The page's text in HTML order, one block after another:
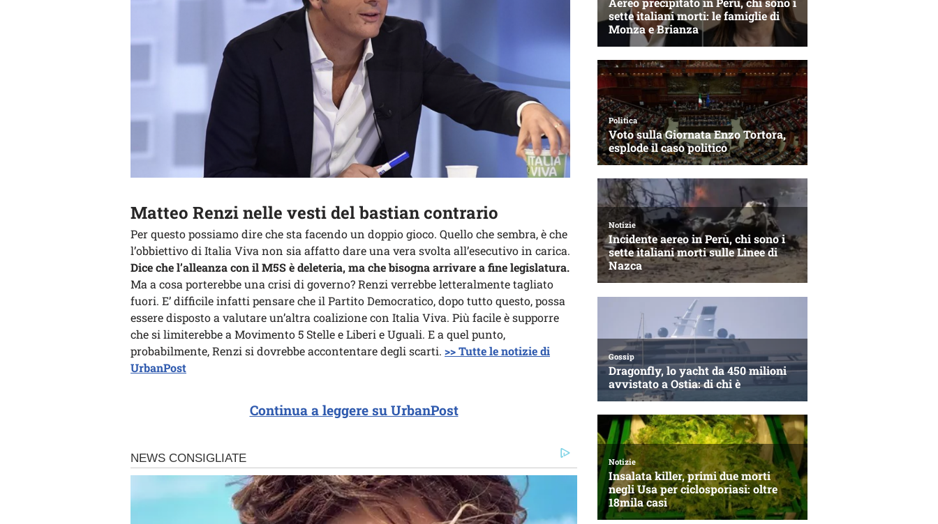
Matteo Renzi nelle vesti del bastian contrario
Per questo possiamo dire che sta facendo un doppio gioco. Quello che sembra, è che
l’obbiettivo di Italia Viva non sia affatto dare una vera svolta all’esecutivo in carica.
Dice che l’alleanza con il M5S è deleteria, ma che bisogna arrivare a fine legislatura.
Ma a cosa porterebbe una crisi di governo? Renzi verrebbe letteralmente tagliato
fuori. E’ difficile infatti pensare che il Partito Democratico, dopo tutto questo, possa
essere disposto a valutare un’altra coalizione con Italia Viva. Più facile è supporre
che si limiterebbe a Movimento 5 Stelle e Liberi e Uguali. E a quel punto,
probabilmente, Renzi si dovrebbe accontentare degli scarti. >> Tutte le notizie di
UrbanPost
Continua a leggere su UrbanPost